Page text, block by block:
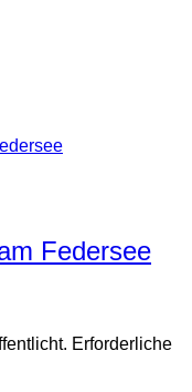
Federsee
Erforderliche